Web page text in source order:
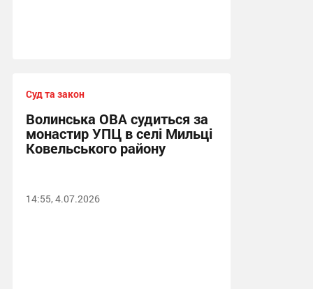
Суд та закон
Волинська ОВА судиться за
монастир УПЦ в селі Мильці
Ковельського району
14:55, 4.07.2026